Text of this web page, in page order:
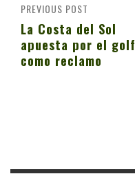
PREVIOUS POST
La Costa del Sol
apuesta por el golf
como reclamo